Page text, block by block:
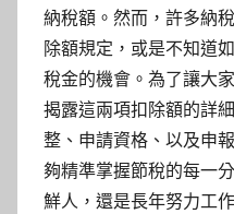
納稅額。然而，許多納
除額規定，或是不知道
稅金的機會。為了讓大
揭露這兩項扣除額的詳
整、申請資格、以及申
夠精準掌握節稅的每一
鮮人，還是長年努力工